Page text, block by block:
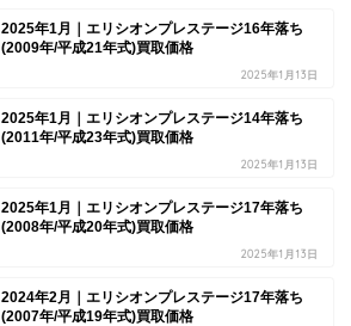
2025年1月｜エリシオンプレステージ16年落ち
(2009年/平成21年式)買取価格
2025年1月13日
2025年1月｜エリシオンプレステージ14年落ち
(2011年/平成23年式)買取価格
2025年1月13日
2025年1月｜エリシオンプレステージ17年落ち
(2008年/平成20年式)買取価格
2025年1月13日
2024年2月｜エリシオンプレステージ17年落ち
(2007年/平成19年式)買取価格